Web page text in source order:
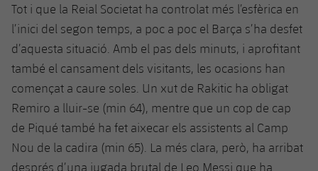
eFootball
Tot i que la Reial Societat ha controlat més l’esfèrica en
l’inici del segon temps, a poc a poc el Barça s’ha desfet
d’aquesta situació. Amb el pas dels minuts, i aprofitant
també el cansament dels visitants, les ocasions han
començat a caure soles. Un xut de Rakitic ha obligat
Remiro a lluir-se (min 64), mentre que un cop de cap
de Piqué també ha fet aixecar els assistents al Camp
Nou de la cadira (min 65). La més clara, però, ha arribat
després d’una jugada brutal de Leo Messi que ha